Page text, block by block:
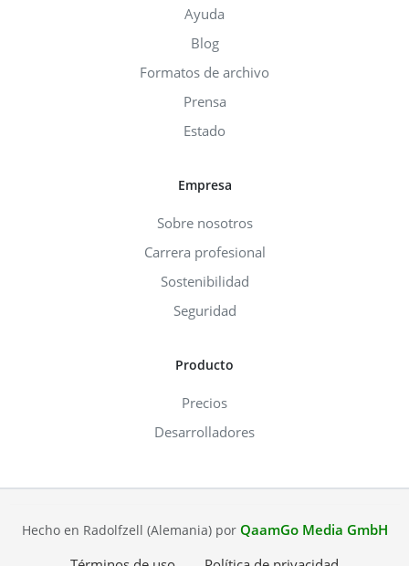
Ayuda
Blog
Formatos de archivo
Prensa
Estado
Empresa
Sobre nosotros
Carrera profesional
Sostenibilidad
Seguridad
Producto
Precios
Desarrolladores
Hecho en Radolfzell (Alemania) por QaamGo Media GmbH